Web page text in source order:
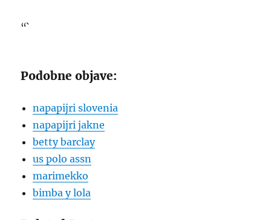
“`
Podobne objave:
napapijri slovenia
napapijri jakne
betty barclay
us polo assn
marimekko
bimba y lola